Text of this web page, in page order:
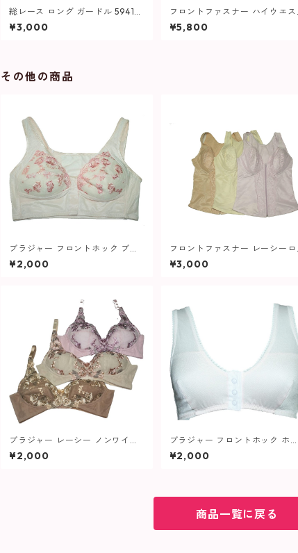
総レース ロング ガードル 5941
レディース
¥3,000
フロントファスナー ハイウエス
ト ロング ガードル 647 レディー
ス
¥5,800
その他の商品
ブラジャー フロントホック ブラ
741 レディース
¥2,000
フロントファスナー レーシーロ
ングブラ 039
¥3,000
ブラジャー レーシー ノンワイヤ
ー ブラ 047 レディース
¥2,000
ブラジャー フロントホック ホー
ムブラ 332 レディース
¥2,000
商品一覧に戻る